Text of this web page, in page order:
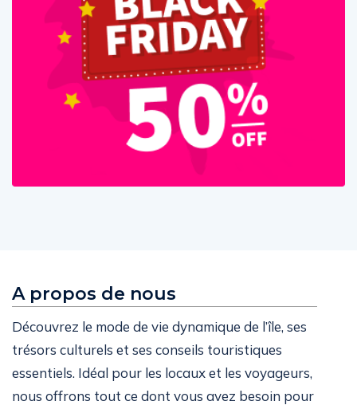
A propos de nous
Découvrez le mode de vie dynamique de l’île, ses
trésors culturels et ses conseils touristiques
essentiels. Idéal pour les locaux et les voyageurs,
nous offrons tout ce dont vous avez besoin pour